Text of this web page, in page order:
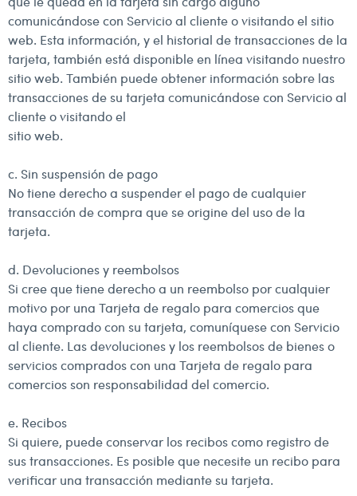
comunicándose con Servicio al cliente o visitando el sitio
web. Esta información, y el historial de transacciones de la
tarjeta, también está disponible en línea visitando nuestro
sitio web. También puede obtener información sobre las
transacciones de su tarjeta comunicándose con Servicio al
cliente o visitando el
sitio web.
c. Sin suspensión de pago
No tiene derecho a suspender el pago de cualquier
transacción de compra que se origine del uso de la
tarjeta.
d. Devoluciones y reembolsos
Si cree que tiene derecho a un reembolso por cualquier
motivo por una Tarjeta de regalo para comercios que
haya comprado con su tarjeta, comuníquese con Servicio
al cliente. Las devoluciones y los reembolsos de bienes o
servicios comprados con una Tarjeta de regalo para
comercios son responsabilidad del comercio.
e. Recibos
Si quiere, puede conservar los recibos como registro de
sus transacciones. Es posible que necesite un recibo para
verificar una transacción mediante su tarjeta.